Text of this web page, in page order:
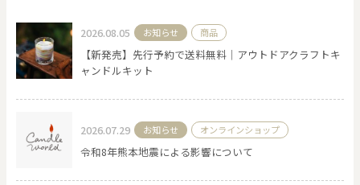
カテゴリから探す
#タグから探す
価格で探す
2026.08.05 お知らせ 商品
【新発売】先行予約で送料無料｜アウトドアクラフトキ
ャンドルキット
2026.07.29 お知らせ オンラインショップ
令和8年熊本地震による影響について